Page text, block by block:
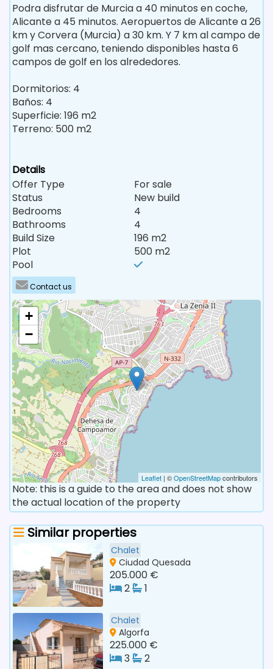
Podra disfrutar de Murcia a 40 minutos en coche,
Alicante a 45 minutos. Aeropuertos de Alicante a 26
km y Corvera (Murcia) a 30 km. Y 7 km al campo de
golf mas cercano, teniendo disponibles hasta 6
campos de golf en los alrededores.
Dormitorios: 4
Baños: 4
Superficie: 196 m2
Terreno: 500 m2
Details
Offer Type
For sale
Status
New build
Bedrooms
4
Bathrooms
4
Build Size
196 m2
Plot
500 m2
Pool
Contact us
+
−
Leaflet | ©OpenStreetMapcontributors
Note: this is a guide to the area and does not show
the actual location of the property
Similar properties
Chalet
Ciudad Quesada
205.000 €
2
1
Chalet
Algorfa
225.000 €
3
2